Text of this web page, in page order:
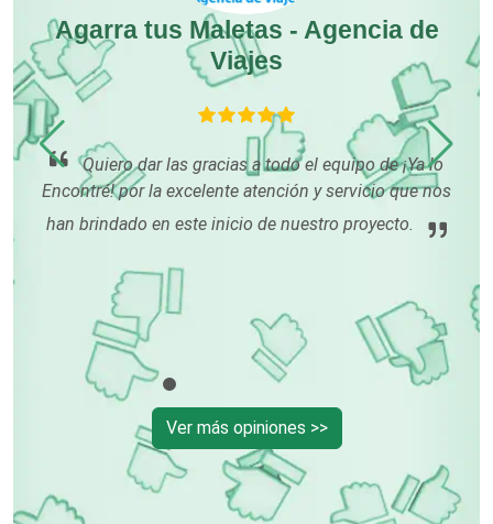
Computadoras
Conferencias Empresariales
Construcciones en General
Contadores
Control de Plagas
Conversiones Automotrices
Copiadoras
Agarra tus Maletas - Agencia de
Viajes
Quiero dar las gracias a todo el equipo de ¡Ya lo
Encontré! por la excelente atención y servicio que nos
han brindado en este inicio de nuestro proyecto.
Ver más opiniones >>